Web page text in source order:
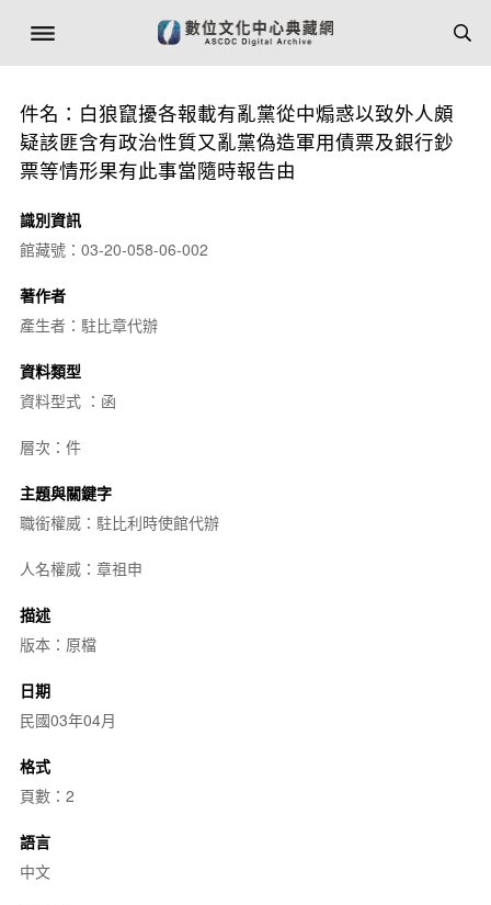
件名：白狼竄擾各報載有亂黨從中煽惑以致外人頗
疑該匪含有政治性質又亂黨偽造軍用債票及銀行鈔
票等情形果有此事當隨時報告由
識別資訊
館藏號：03-20-058-06-002
著作者
產生者：駐比章代辦
資料類型
資料型式 ：函
層次：件
主題與關鍵字
職銜權威：駐比利時使館代辦
人名權威：章祖申
描述
版本：原檔
日期
民國03年04月
格式
頁數：2
語言
中文